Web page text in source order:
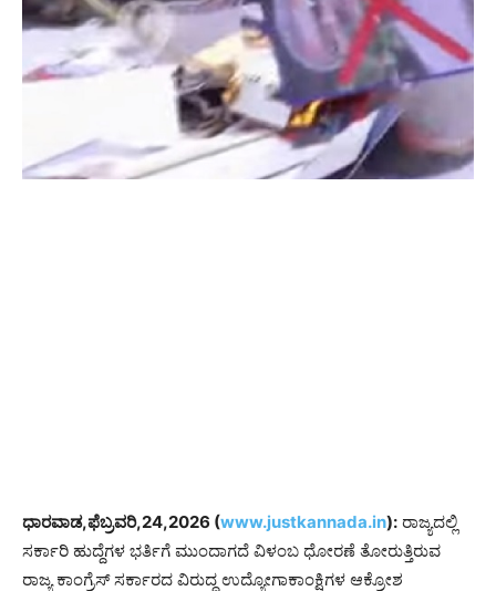
ಧಾರವಾಡ,ಫೆಬ್ರವರಿ,24,2026 (www.justkannada.in): ರಾಜ್ಯದಲ್ಲಿ
ಸರ್ಕಾರಿ ಹುದ್ದೆಗಳ ಭರ್ತಿಗೆ ಮುಂದಾಗದೆ ವಿಳಂಬ ಧೋರಣೆ ತೋರುತ್ತಿರುವ
ರಾಜ್ಯ ಕಾಂಗ್ರೆಸ್ ಸರ್ಕಾರದ ವಿರುದ್ದ ಉದ್ಯೋಗಾಕಾಂಕ್ಷಿಗಳ ಆಕ್ರೋಶ